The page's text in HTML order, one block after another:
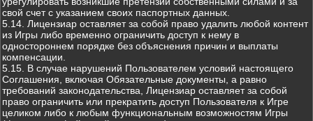
свой счет с указанием своих паспортных данных.
5.14. Лицензиар оставляет за собой право удалить любой контент
из Игры либо временно ограничить доступ к нему в
одностороннем порядке без объяснения причин и выплаты
компенсации.
5.15. В случае нарушений Пользователем условий настоящего
Соглашения, включая Обязательные документы, а равно
требований законодательства, Лицензиар оставляет за собой
право ограничить или прекратить доступ Пользователя к Игре
целиком либо к любым функциональным возможностям Игры